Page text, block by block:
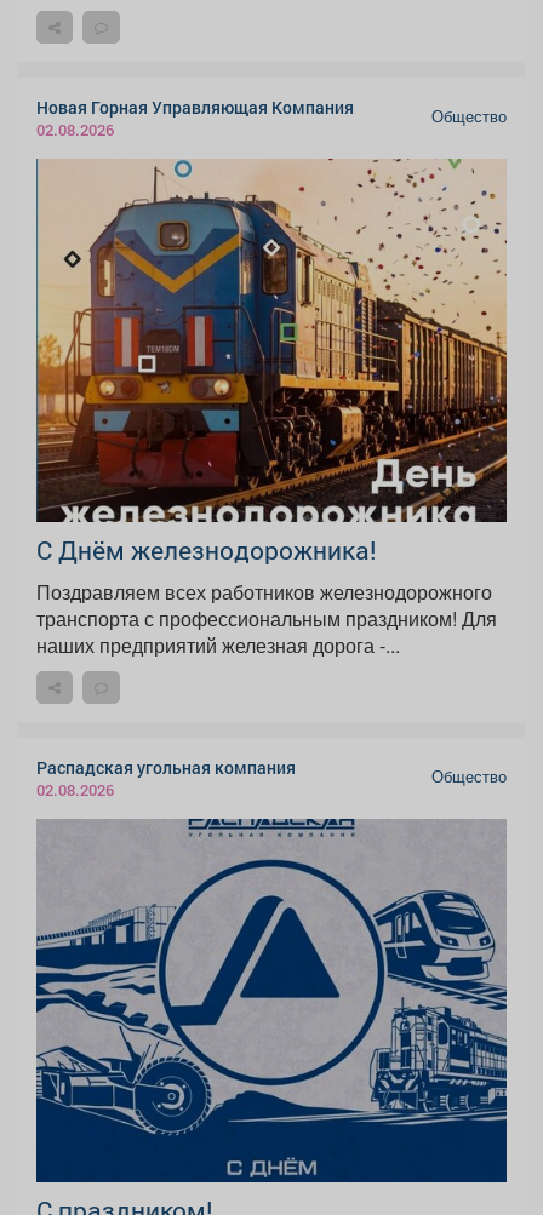
Новая Горная Управляющая Компания
02.08.2026
Общество
С Днём железнодорожника!
Поздравляем всех работников железнодорожного
транспорта с профессиональным праздником! Для
наших предприятий железная дорога -...
Распадская угольная компания
02.08.2026
Общество